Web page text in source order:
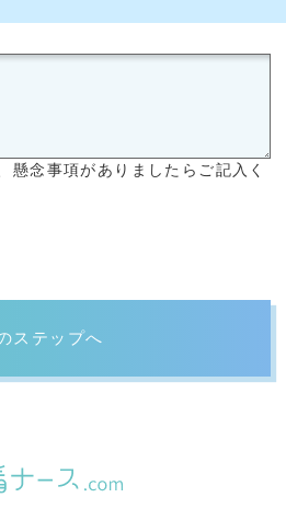
懸念事項がありましたらご記入く
ステップへ